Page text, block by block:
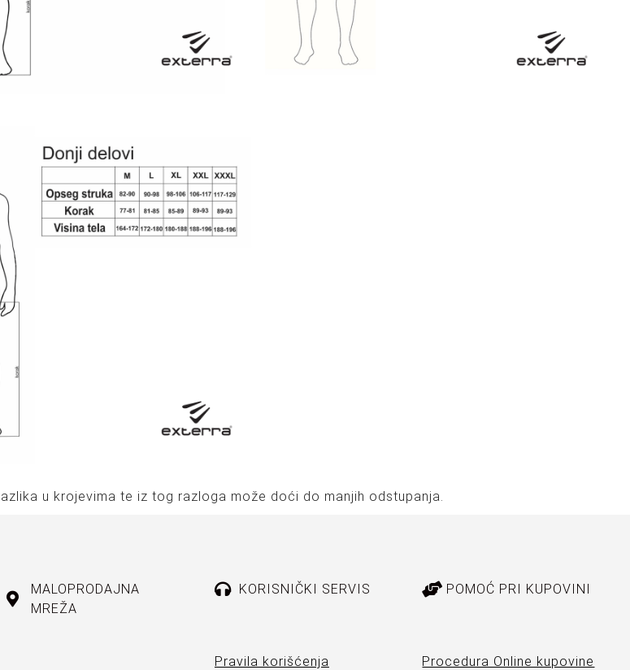
u krojevima te iz tog razloga može doći do manjih odstupanja.
MALOPRODAJNA
MREŽA
KORISNIČKI SERVIS
Pravila korišćenja
POMOĆ PRI KUPOVINI
Procedura Online kupovine